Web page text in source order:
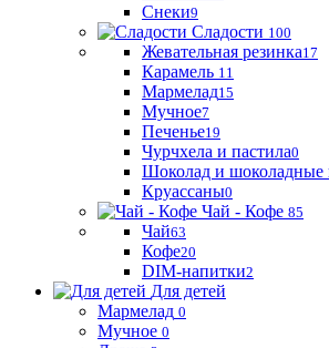
Снеки9
Сладости 100
Жевательная резинка17
Карамель 11
Мармелад15
Мучное7
Печенье19
Чурчхела и пастила0
Шоколад и шоколадные
Круассаны0
Чай - Кофе 85
Чай63
Кофе20
DIM-напитки2
Для детей
Мармелад 0
Мучное 0